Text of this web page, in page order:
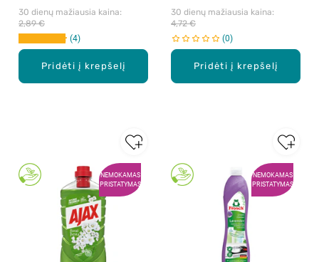
Pridėti į krepšelį
30 dienų mažiausia kaina:
2,89 €
4
Pridėti į krepšelį
30 dienų mažiausia kaina:
4,72 €
0
NEMOKAMAS
PRISTATYMAS
NEMOKAMAS
PRISTATYMAS